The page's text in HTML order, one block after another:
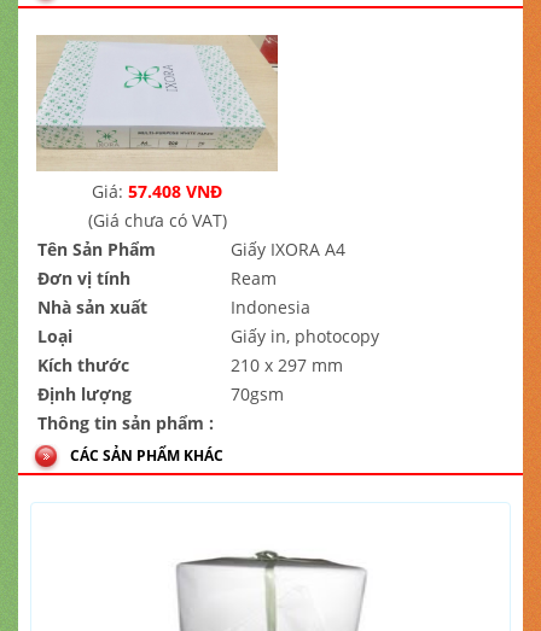
Giá: 57.408 VNĐ
(Giá chưa có VAT)
Tên Sản Phẩm
Giấy IXORA A4
Đơn vị tính
Ream
Nhà sản xuất
Indonesia
Loại
Giấy in, photocopy
Kích thước
210 x 297 mm
Định lượng
70gsm
Thông tin sản phẩm :
CÁC SẢN PHẨM KHÁC